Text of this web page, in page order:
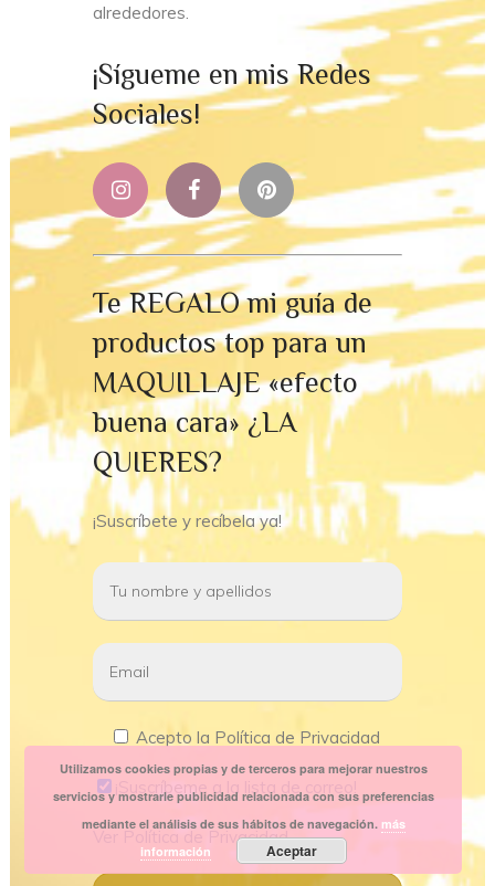
alrededores.
¡Sígueme en mis Redes
Sociales!
Te REGALO mi guía de
productos top para un
MAQUILLAJE «efecto
buena cara» ¿LA
QUIERES?
¡Suscríbete y recíbela ya!
Acepto la Política de Privacidad
¡Suscríbeme a la lista de correo!
Política de Privacidad
Utilizamos cookies propias y de terceros para mejorar nuestros
servicios y mostrarle publicidad relacionada con sus preferencias
mediante el análisis de sus hábitos de navegación. más
información
Aceptar